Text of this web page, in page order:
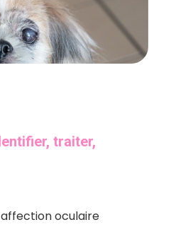
traiter,
oculaire